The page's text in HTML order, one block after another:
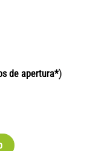
de apertura*)